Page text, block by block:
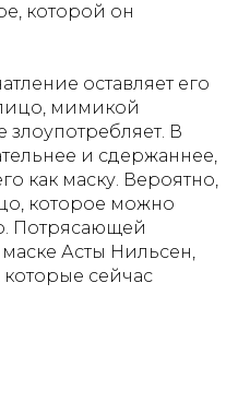
которой он
оставляет его
мимикой
злоупотребляет. В
и сдержаннее,
как маску. Вероятно,
которое можно
Потрясающей
Асты Нильсен,
которые сейчас